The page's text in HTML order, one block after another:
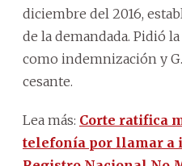
diciembre del 2016,
de la demandada. Pidió
como indemnización y
cesante.
Lea más: Corte ratifica
telefonía por llamar a